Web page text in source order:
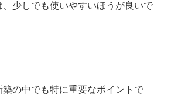
少しでも使いやすいほうが良いで
の中でも特に重要なポイントで